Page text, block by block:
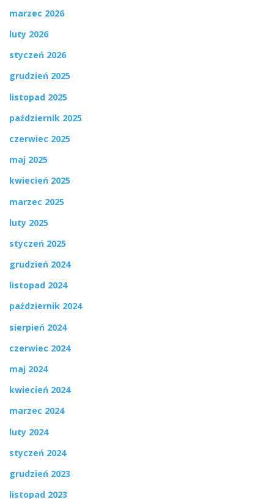
marzec 2026
luty 2026
styczeń 2026
grudzień 2025
listopad 2025
październik 2025
czerwiec 2025
maj 2025
kwiecień 2025
marzec 2025
luty 2025
styczeń 2025
grudzień 2024
listopad 2024
październik 2024
sierpień 2024
czerwiec 2024
maj 2024
kwiecień 2024
marzec 2024
luty 2024
styczeń 2024
grudzień 2023
listopad 2023